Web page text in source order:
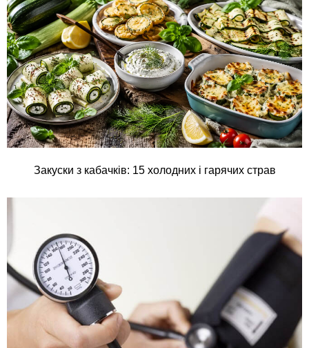
Закуски з кабачків: 15 холодних і гарячих страв